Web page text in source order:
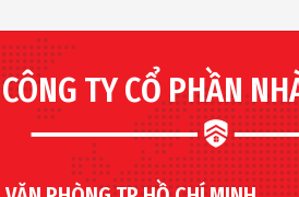
CÔNG TY CỔ PHẦN